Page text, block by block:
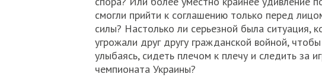
смогли прийти к соглашению только перед
силы? Настолько ли серьезной была ситуация,
угрожали друг другу гражданской войной,
улыбаясь, сидеть плечом к плечу и следить за
чемпионата Украины?